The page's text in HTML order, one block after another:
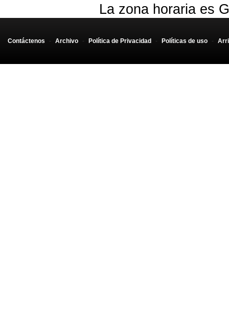
La zona horaria es
Contáctenos - Archivo - Política de Privacidad - Políticas de uso -